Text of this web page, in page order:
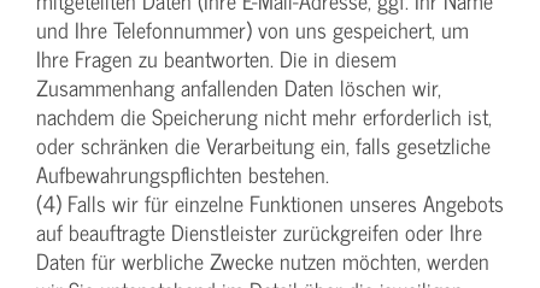
und Ihre Telefonnummer) von uns gespeichert, um
Ihre Fragen zu beantworten. Die in diesem
Zusammenhang anfallenden Daten löschen wir,
nachdem die Speicherung nicht mehr erforderlich ist,
oder schränken die Verarbeitung ein, falls gesetzliche
Aufbewahrungspflichten bestehen.
(4) Falls wir für einzelne Funktionen unseres Angebots
auf beauftragte Dienstleister zurückgreifen oder Ihre
Daten für werbliche Zwecke nutzen möchten, werden